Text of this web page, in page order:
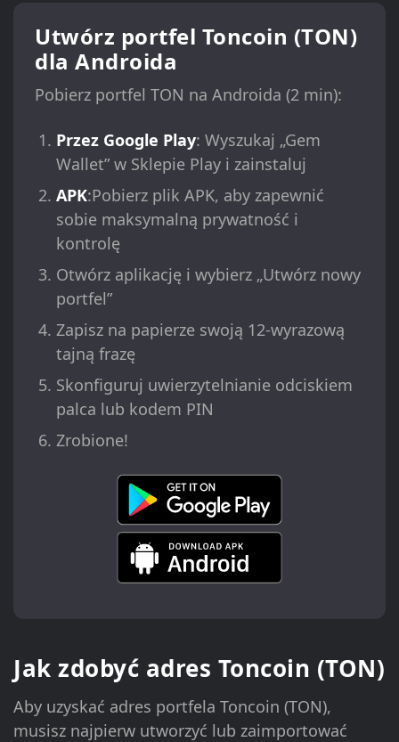
Utwórz portfel Toncoin (TON)
dla Androida
Pobierz portfel TON na Androida (2 min):
Przez Google Play: Wyszukaj „Gem
Wallet” w Sklepie Play i zainstaluj
APK:Pobierz plik APK, aby zapewnić
sobie maksymalną prywatność i
kontrolę
Otwórz aplikację i wybierz „Utwórz nowy
portfel”
Zapisz na papierze swoją 12-wyrazową
tajną frazę
Skonfiguruj uwierzytelnianie odciskiem
palca lub kodem PIN
Zrobione!
Jak zdobyć adres Toncoin (TON)
Aby uzyskać adres portfela Toncoin (TON),
musisz najpierw utworzyć lub zaimportować